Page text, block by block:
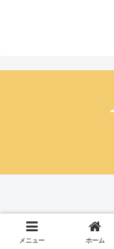
メニュー ホーム